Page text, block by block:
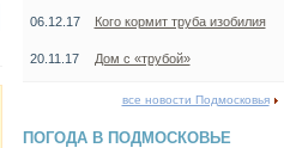
06.12.17 Кого кормит труба изобилия
20.11.17 Дом с «трубой»
все новости Подмосковья
ПОГОДА В ПОДМОСКОВЬЕ